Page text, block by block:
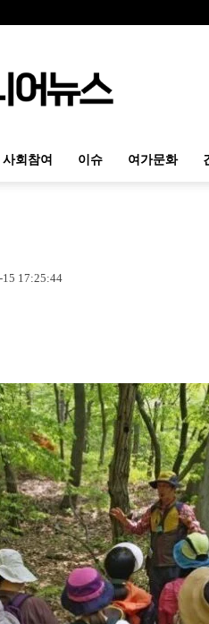
사회참여 이슈 여가문화
15 17:25:44